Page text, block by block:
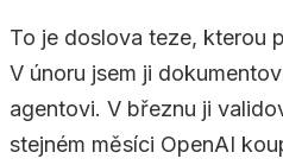
To je doslova teze, kterou
V únoru jsem ji
agentovi. V březnu ji
stejném měsíci OpenAI